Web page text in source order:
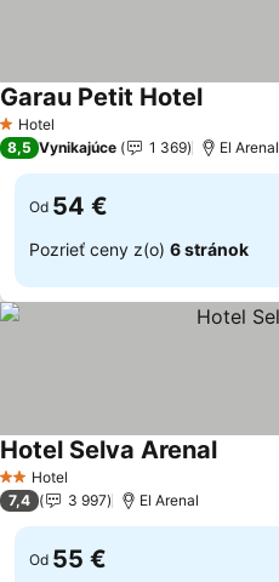
1 Počet hviezdičiek
Hotel
Garau Petit Hotel
8,5 Vynikajúce 1 369 El Arenal
Od 54 €
Pozrieť ceny z(o) 6 stránok
2 Počet hviezdičiek
Hotel
Hotel Selva Arenal
7,4 3 997 El Arenal
Od 55 €